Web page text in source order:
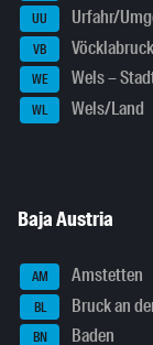
UU Urfahr/
VB Vöcklabruck
WE Wels –
WL Wels/Land
Baja Austria
AM Amstetten
BL Bruck an
BN Baden